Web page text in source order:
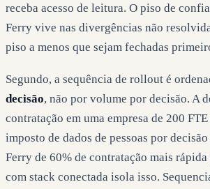
receba acesso de leitura. O piso de
Ferry vive nas divergências não
piso a menos que sejam fechadas
Segundo, a sequência de rollout é
decisão, não por volume por decisão. A
contratação em uma empresa de 200
imposto de dados de pessoas por
Ferry de 60% de contratação mais
com stack conectada isola isso.